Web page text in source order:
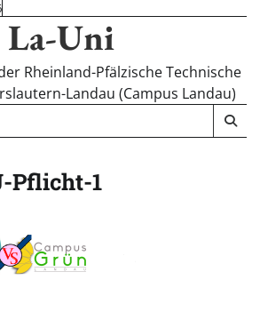
La-Uni
Rheinland-Pfälzische Technische
Landau (Campus Landau)
Pflicht-1